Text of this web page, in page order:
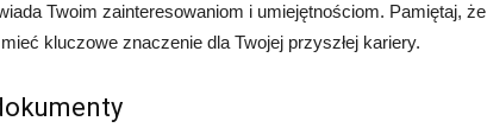
Twoim zainteresowaniom i umiejętnościom. Pamiętaj, że
kluczowe znaczenie dla Twojej przyszłej kariery.